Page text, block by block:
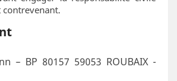
– BP 80157 59053 ROUBAIX -